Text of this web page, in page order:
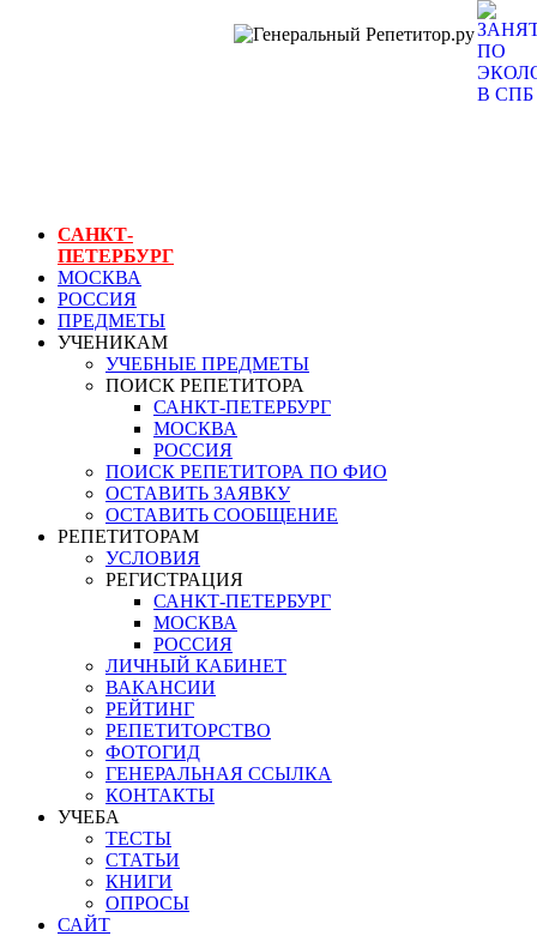
САНКТ-
ПЕТЕРБУРГ
МОСКВА
РОССИЯ
ПРЕДМЕТЫ
УЧЕНИКАМ
УЧЕБНЫЕ ПРЕДМЕТЫ
ПОИСК РЕПЕТИТОРА
САНКТ-ПЕТЕРБУРГ
МОСКВА
РОССИЯ
ПОИСК РЕПЕТИТОРА ПО ФИО
ОСТАВИТЬ ЗАЯВКУ
ОСТАВИТЬ СООБЩЕНИЕ
РЕПЕТИТОРАМ
УСЛОВИЯ
РЕГИСТРАЦИЯ
САНКТ-ПЕТЕРБУРГ
МОСКВА
РОССИЯ
ЛИЧНЫЙ КАБИНЕТ
ВАКАНСИИ
РЕЙТИНГ
РЕПЕТИТОРСТВО
ФОТОГИД
ГЕНЕРАЛЬНАЯ ССЫЛКА
КОНТАКТЫ
УЧЕБА
ТЕСТЫ
СТАТЬИ
КНИГИ
ОПРОСЫ
САЙТ